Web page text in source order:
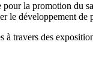
la promotion
le développement de
des